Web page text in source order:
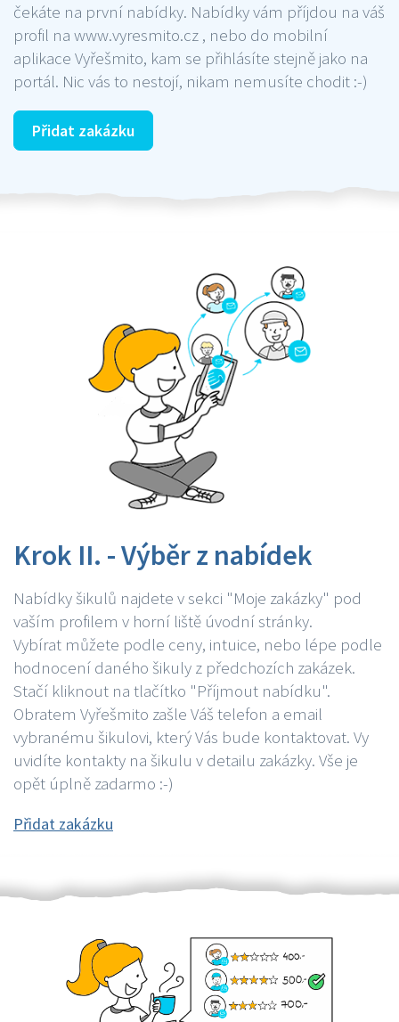
čekáte na první nabídky. Nabídky vám příjdou na váš
profil na www.vyresmito.cz , nebo do mobilní
aplikace Vyřešmito, kam se přihlásíte stejně jako na
portál. Nic vás to nestojí, nikam nemusíte chodit :-)
Přidat zakázku
Krok II. - Výběr z nabídek
Nabídky šikulů najdete v sekci "Moje zakázky" pod
vaším profilem v horní liště úvodní stránky.
Vybírat můžete podle ceny, intuice, nebo lépe podle
hodnocení daného šikuly z předchozích zakázek.
Stačí kliknout na tlačítko "Příjmout nabídku".
Obratem Vyřešmito zašle Váš telefon a email
vybranému šikulovi, který Vás bude kontaktovat. Vy
uvidíte kontakty na šikulu v detailu zakázky. Vše je
opět úplně zadarmo :-)
Přidat zakázku